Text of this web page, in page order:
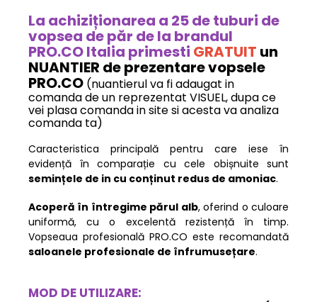
La achiziționarea a 25 de tuburi de
vopsea de păr de la brandul
PRO.CO Italia primesti GRATUIT un
NUANTIER de prezentare vopsele
PRO.CO (nuantierul va fi adaugat in
comanda de un reprezentat VISUEL, dupa ce
vei plasa comanda in site si acesta va analiza
comanda ta)
Caracteristica principală pentru care iese în
evidență în comparație cu cele obișnuite sunt
semințele de in cu conținut redus de amoniac.
Acoperă în întregime părul alb, oferind o culoare
uniformă, cu o excelentă rezistență în timp.
Vopseaua profesională PRO.CO este recomandată
saloanele profesionale de înfrumusețare.
MOD DE UTILIZARE: